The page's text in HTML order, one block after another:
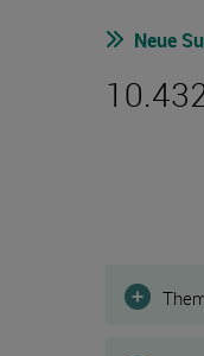
Neue
Filter